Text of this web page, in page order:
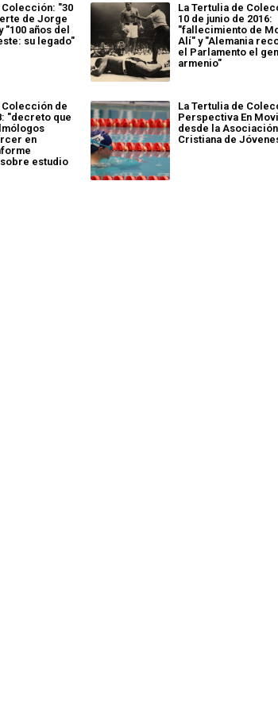
Colección: "30
de Jorge
"100 años del
su legado"
La Tertulia de
10 de junio de 2016:
"fallecimiento de
Alí" y "Alemania
el Parlamento el
armenio"
Colección de
"decreto que
en
estudio
La Tertulia de
Perspectiva En
desde la Asociación
Cristiana de